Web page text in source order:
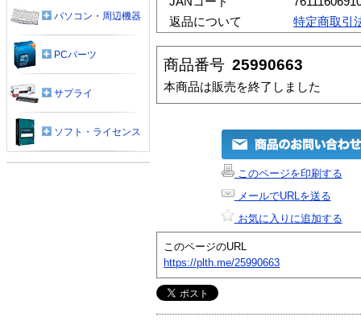
返品について
特定商取引
商品番号 25990663
本商品は販売を終了しました
このページを印刷する
メールでURLを送る
お気に入りに追加する
このページのURL
https://plth.me/25990663
パソコン・周辺機器
PCパーツ
サプライ
ソフト・ライセンス